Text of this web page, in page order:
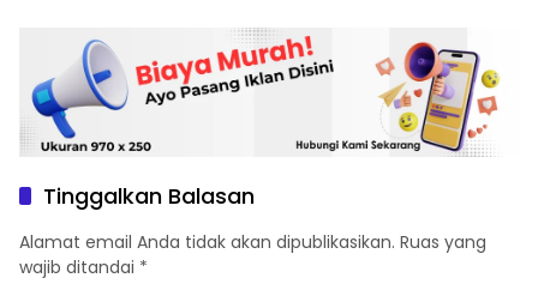
Tinggalkan Balasan
Alamat email Anda tidak akan dipublikasikan. Ruas yang
wajib ditandai *